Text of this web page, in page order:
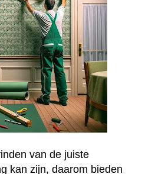
van de juiste
kan zijn, daarom bieden